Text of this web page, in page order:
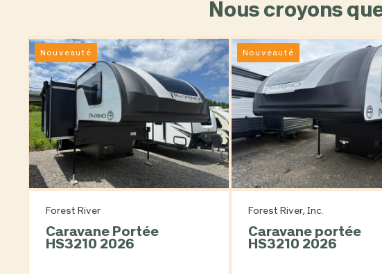
Nous croyons
Nouveauté
Forest River
Caravane Portée
HS3210 2026
Nouveauté
Forest River, Inc.
Caravane portée
HS3210 2026